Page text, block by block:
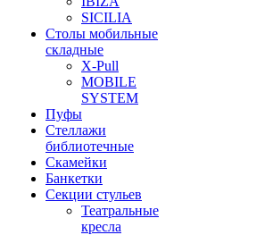
SICILIA
Столы мобильные
складные
X-Pull
MOBILE
SYSTEM
Пуфы
Стеллажи
библиотечные
Скамейки
Банкетки
Секции стульев
Театральные
кресла